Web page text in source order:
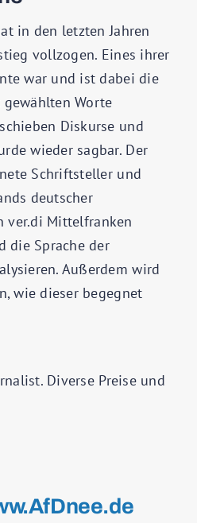
in den letzten Jahren
vollzogen. Eines ihrer
war und ist dabei die
gewählten Worte
Diskurse und
wieder sagbar. Der
Schriftsteller und
deutscher
ver.di Mittelfranken
die Sprache der
Außerdem wird
wie dieser begegnet
Diverse Preise und